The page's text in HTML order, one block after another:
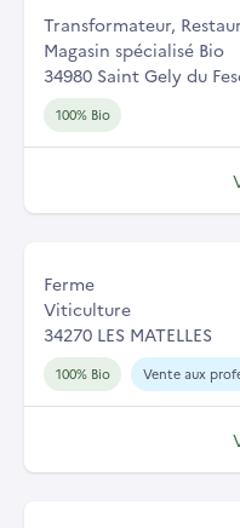
Transformateur,
Magasin spécialisé Bio
34980 Saint Gely du
100% Bio
Ferme
Viticulture
34270 LES MATELLES
100% Bio Vente aux